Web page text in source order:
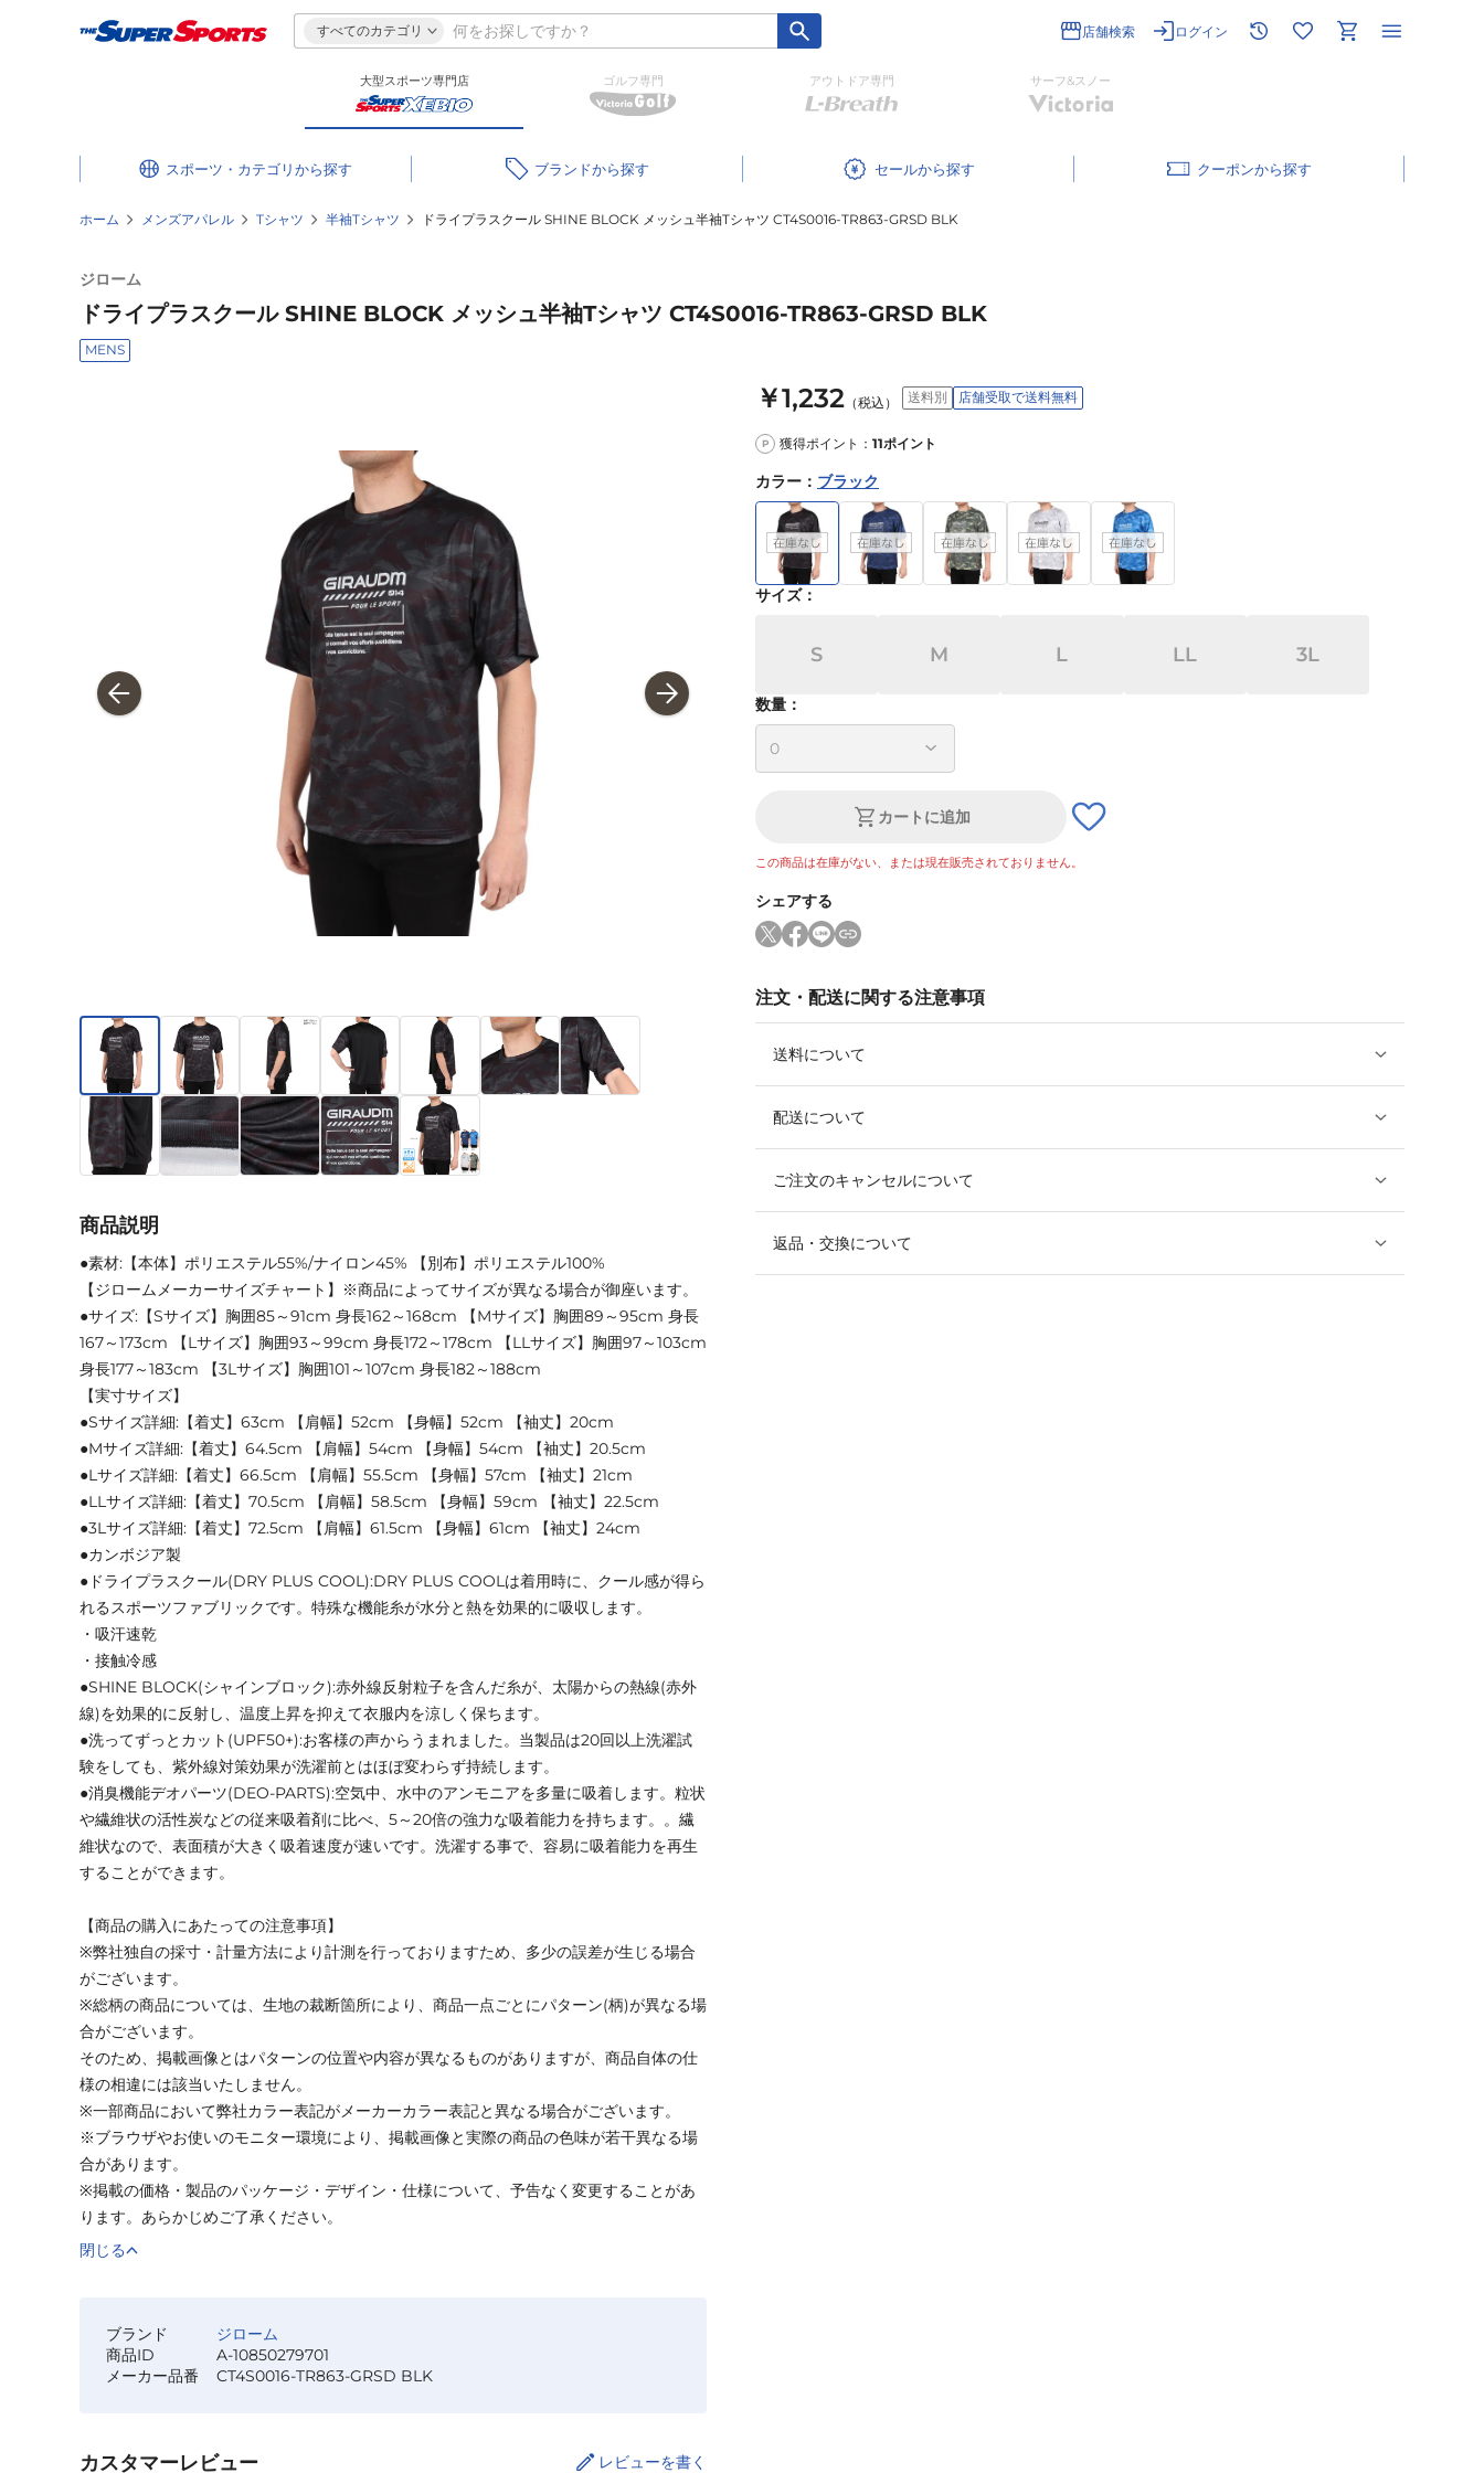
すべてのカテゴリ 店舗検索 ログイン
大型スポーツ専門店 ゴルフ専門 アウトドア専門 サーフ&スノー
スポーツ・カテゴリ ブランド セール クーポン
ホーム メンズアパレル Tシャツ 半袖Tシャツ ドライプラスクール SHINE BLOCK メッシュ半袖Tシャツ CT4S0016-TR863-GRSD BLK
ジローム
ドライプラスクール SHINE BLOCK メッシュ半袖Tシャツ CT4S0016-TR863-GRSD BLK
MENS
￥1,232 （税込） 送料別 店舗受取で送料無料
P 獲得ポイント： 11ポイント
カラー ： ブラック
サイズ：
S M L LL 3L
数量：
カートに追加
この商品は在庫がない、または現在販売されておりません。
シェアする
注文・配送に関する注意事項
送料について
配送について
ご注文のキャンセルについて
返品・交換について
商品説明
●素材:【本体】ポリエステル55%/ナイロン45% 【別布】ポリエステル100%
【ジロームメーカーサイズチャート】※商品によってサイズが異なる場合が御座います。
●サイズ:【Sサイズ】胸囲85～91cm 身長162～168cm 【Mサイズ】胸囲89～95cm 身長
167～173cm 【Lサイズ】胸囲93～99cm 身長172～178cm 【LLサイズ】胸囲97～103cm
身長177～183cm 【3Lサイズ】胸囲101～107cm 身長182～188cm
【実寸サイズ】
●Sサイズ詳細:【着丈】63cm 【肩幅】52cm 【身幅】52cm 【袖丈】20cm
●Mサイズ詳細:【着丈】64.5cm 【肩幅】54cm 【身幅】54cm 【袖丈】20.5cm
●Lサイズ詳細:【着丈】66.5cm 【肩幅】55.5cm 【身幅】57cm 【袖丈】21cm
●LLサイズ詳細:【着丈】70.5cm 【肩幅】58.5cm 【身幅】59cm 【袖丈】22.5cm
●3Lサイズ詳細:【着丈】72.5cm 【肩幅】61.5cm 【身幅】61cm 【袖丈】24cm
●カンボジア製
●ドライプラスクール(DRY PLUS COOL):DRY PLUS COOLは着用時に、クール感が得ら
れるスポーツファブリックです。特殊な機能糸が水分と熱を効果的に吸収します。
・吸汗速乾
・接触冷感
●SHINE BLOCK(シャインブロック):赤外線反射粒子を含んだ糸が、太陽からの熱線(赤外
線)を効果的に反射し、温度上昇を抑えて衣服内を涼しく保ちます。
●洗ってずっとカット(UPF50+):お客様の声からうまれました。当製品は20回以上洗濯試
験をしても、紫外線対策効果が洗濯前とはほぼ変わらず持続します。
●消臭機能デオパーツ(DEO-PARTS):空気中、水中のアンモニアを多量に吸着します。粒状
や繊維状の活性炭などの従来吸着剤に比べ、5～20倍の強力な吸着能力を持ちます。。繊
維状なので、表面積が大きく吸着速度が速いです。洗濯する事で、容易に吸着能力を再生
することができます。
【商品の購入にあたっての注意事項】
※弊社独自の採寸・計量方法により計測を行っておりますため、多少の誤差が生じる場合
がございます。
※総柄の商品については、生地の裁断箇所により、商品一点ごとにパターン(柄)が異なる場
合がございます。
そのため、掲載画像とはパターンの位置や内容が異なるものがありますが、商品自体の仕
様の相違には該当いたしません。
※一部商品において弊社カラー表記がメーカーカラー表記と異なる場合がございます。
※ブラウザやお使いのモニター環境により、掲載画像と実際の商品の色味が若干異なる場
合があります。
※掲載の価格・製品のパッケージ・デザイン・仕様について、予告なく変更することがあ
ります。あらかじめご了承ください。
閉じる
ブランド
ジローム
商品ID
A-10850279701
メーカー品番
CT4S0016-TR863-GRSD BLK
カスタマーレビュー レビューを書く